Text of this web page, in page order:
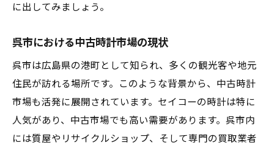
に出してみましょう。
呉市における中古時計市場の現状
呉市は広島県の港町として知られ、多くの観光客や地元
住民が訪れる場所です。このような背景から、中古時計
市場も活発に展開されています。セイコーの時計は特に
人気があり、中古市場でも高い需要があります。呉市内
には質屋やリサイクルショップ、そして専門の買取業者